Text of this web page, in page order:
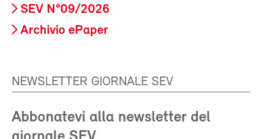
SEV N°09/2026
Archivio ePaper
NEWSLETTER GIORNALE SEV
Abbonatevi alla newsletter del